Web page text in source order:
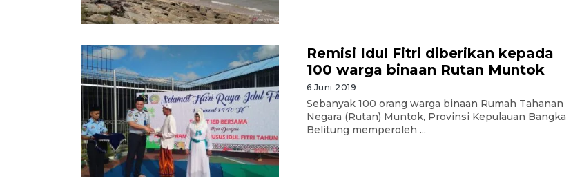
Remisi Idul Fitri diberikan kepada
100 warga binaan Rutan Muntok
6 Juni 2019
Sebanyak 100 orang warga binaan Rumah Tahanan
Negara (Rutan) Muntok, Provinsi Kepulauan Bangka
Belitung memperoleh ...